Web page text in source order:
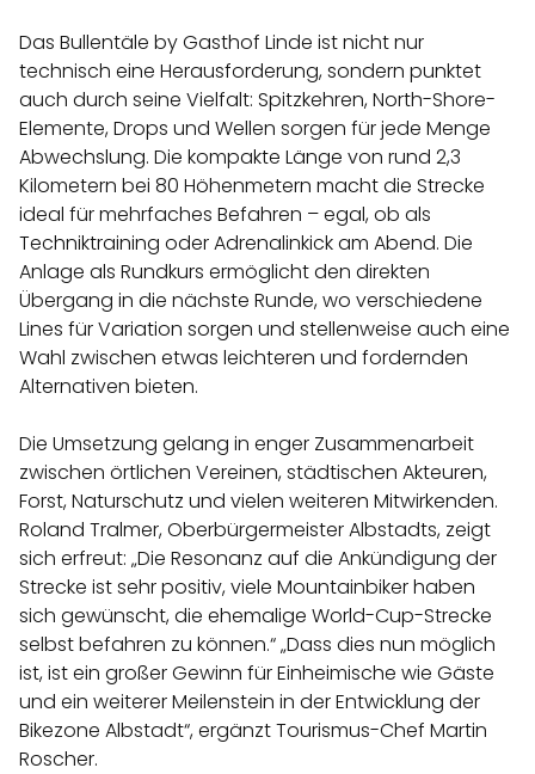
Das Bullentäle by Gasthof Linde ist nicht nur
technisch eine Herausforderung, sondern punktet
auch durch seine Vielfalt: Spitzkehren, North-Shore-
Elemente, Drops und Wellen sorgen für jede Menge
Abwechslung. Die kompakte Länge von rund 2,3
Kilometern bei 80 Höhenmetern macht die Strecke
ideal für mehrfaches Befahren – egal, ob als
Techniktraining oder Adrenalinkick am Abend. Die
Anlage als Rundkurs ermöglicht den direkten
Übergang in die nächste Runde, wo verschiedene
Lines für Variation sorgen und stellenweise auch eine
Wahl zwischen etwas leichteren und fordernden
Alternativen bieten.
Die Umsetzung gelang in enger Zusammenarbeit
zwischen örtlichen Vereinen, städtischen Akteuren,
Forst, Naturschutz und vielen weiteren Mitwirkenden.
Roland Tralmer, Oberbürgermeister Albstadts, zeigt
sich erfreut: „Die Resonanz auf die Ankündigung der
Strecke ist sehr positiv, viele Mountainbiker haben
sich gewünscht, die ehemalige World-Cup-Strecke
selbst befahren zu können.“ „Dass dies nun möglich
ist, ist ein großer Gewinn für Einheimische wie Gäste
und ein weiterer Meilenstein in der Entwicklung der
Bikezone Albstadt“, ergänzt Tourismus-Chef Martin
Roscher.